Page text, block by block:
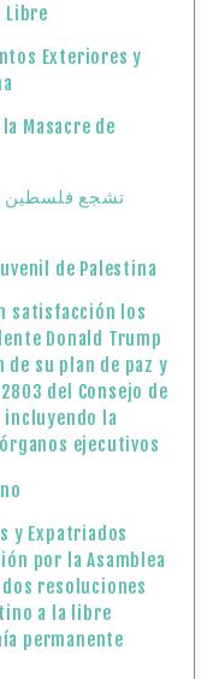
Libre
Exteriores y
Masacre de
تشجع فلسطين
de Palestina
satisfacción los
Donald Trump
su plan de paz y
del Consejo de
incluyendo la
ejecutivos
y Expatriados
por la Asamblea
dos resoluciones
a la libre
permanente